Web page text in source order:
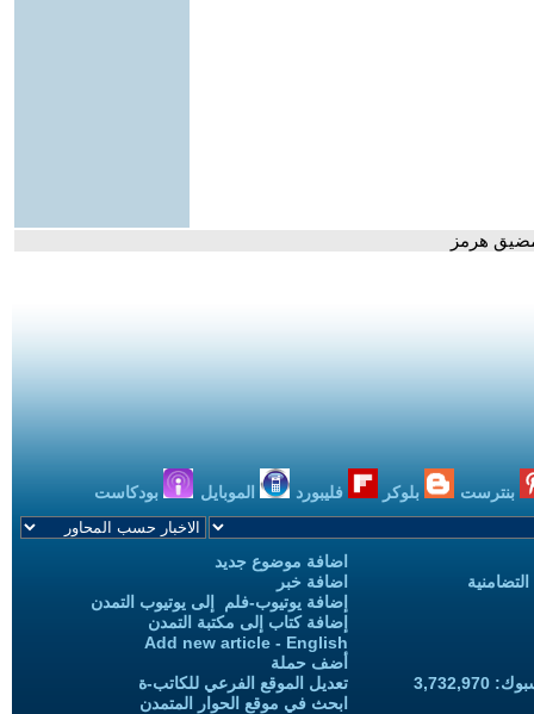
هرمز
بنترست بلوكر فليبورد الموبايل بودكاست
اضافة موضوع جديد
اضافة خبر
إضافة يوتيوب-فلم إلى يوتيوب التمدن
إضافة كتاب إلى مكتبة التمدن
Add new article - English
أضف حملة
تعديل الموقع الفرعي للكاتب-ة
ابحث في موقع الحوار المتمدن